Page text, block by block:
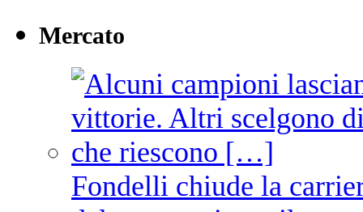
Mercato
Fondelli chiude la